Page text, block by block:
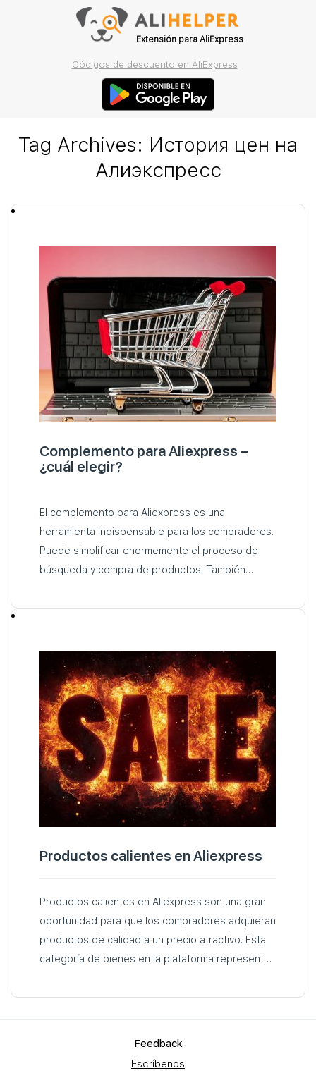
Extensión para AliExpress
Códigos de descuento en AliExpress
Tag Archives: История цен на
Алиэкспресс
Complemento para Aliexpress –
¿cuál elegir?
El complemento para Aliexpress es una
herramienta indispensable para los compradores.
Puede simplificar enormemente el proceso de
búsqueda y compra de productos. También
plugins para AliExpress es AliHelper…
Productos calientes en Aliexpress
Productos calientes en Aliexpress son una gran
oportunidad para que los compradores adquieran
productos de calidad a un precio atractivo. Esta
categoría de bienes en la plataforma representa
Feеdback
Escríbenos